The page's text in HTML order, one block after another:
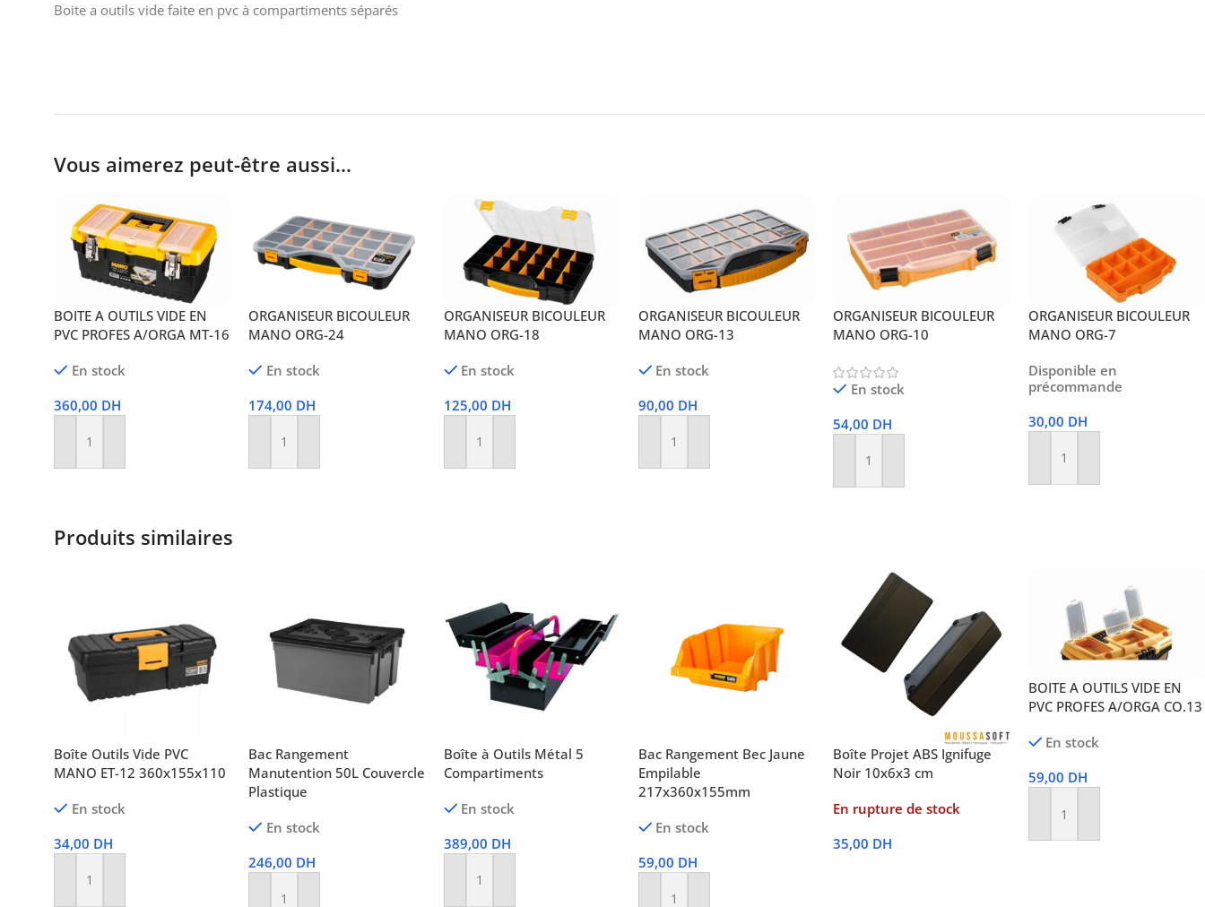
Boite a outils vide faite en pvc à compartiments séparés
Vous aimerez peut-être aussi…
BOITE A OUTILS VIDE EN
PVC PROFES A/ORGA MT-16
En stock
360,00 DH
Ajouter Au Panier
ORGANISEUR BICOULEUR
MANO ORG-24
En stock
174,00 DH
Ajouter Au Panier
ORGANISEUR BICOULEUR
MANO ORG-18
En stock
125,00 DH
Ajouter Au Panier
ORGANISEUR BICOULEUR
MANO ORG-13
En stock
90,00 DH
Ajouter Au Panier
ORGANISEUR BICOULEUR
MANO ORG-10
En stock
54,00 DH
Ajouter Au Panier
ORGANISEUR BICOULEUR
MANO ORG-7
Disponible en
précommande
30,00 DH
Ajouter Au Panier
Produits similaires
Boîte Outils Vide PVC
MANO ET-12 360x155x110
En stock
34,00 DH
Ajouter Au Panier
Bac Rangement
Manutention 50L Couvercle
Plastique
En stock
246,00 DH
Boîte à Outils Métal 5
Compartiments
En stock
389,00 DH
Ajouter Au Panier
Bac Rangement Bec Jaune
Empilable
217x360x155mm
En stock
59,00 DH
Boîte Projet ABS Ignifuge
Noir 10x6x3 cm
En rupture de stock
35,00 DH
BOITE A OUTILS VIDE EN
PVC PROFES A/ORGA CO.13
En stock
59,00 DH
Ajouter Au Panier